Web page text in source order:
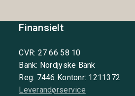
Finansielt
CVR: 27 66 58 10
Bank: Nordjyske Bank
Reg: 7446 Kontonr: 1211372
Leverandørservice